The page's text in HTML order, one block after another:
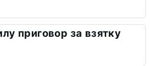
приговор за взятку